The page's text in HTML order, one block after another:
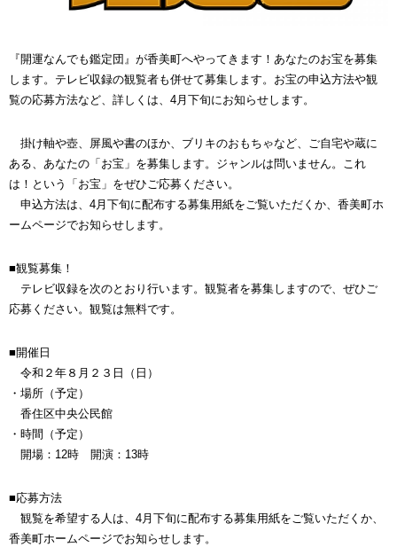
『開運なんでも鑑定団』が香美町へやってきます！あなたのお宝を募集
します。テレビ収録の観覧者も併せて募集します。お宝の申込方法や観
覧の応募方法など、詳しくは、4月下旬にお知らせします。
掛け軸や壺、屏風や書のほか、ブリキのおもちゃなど、ご自宅や蔵に
ある、あなたの「お宝」を募集します。ジャンルは問いません。これ
は！という「お宝」をぜひご応募ください。
申込方法は、4月下旬に配布する募集用紙をご覧いただくか、香美町ホ
ームページでお知らせします。
■観覧募集！
テレビ収録を次のとおり行います。観覧者を募集しますので、ぜひご
応募ください。観覧は無料です。
■開催日
令和２年８月２３日（日）
・場所（予定）
香住区中央公民館
・時間（予定）
開場：12時 開演：13時
■応募方法
観覧を希望する人は、4月下旬に配布する募集用紙をご覧いただくか、
香美町ホームページでお知らせします。